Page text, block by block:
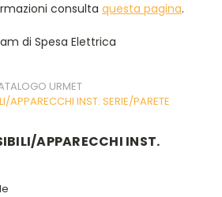
consulta questa pagina.
di Spesa Elettrica
URMET
APPARECCHI INST. SERIE/PARETE
APPARECCHI INST.